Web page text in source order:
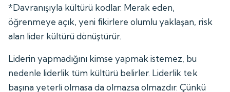
*Davranışıyla kültürü kodlar. Merak eden,
öğrenmeye açık, yeni fikirlere olumlu yaklaşan, risk
alan lider kültürü dönüştürür.
Liderin yapmadığını kimse yapmak istemez, bu
nedenle liderlik tüm kültürü belirler. Liderlik tek
başına yeterli olmasa da olmazsa olmazdır. Çünkü